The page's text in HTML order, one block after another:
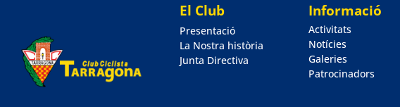
El Club
Presentació
La Nostra història
Junta Directiva
Informació
Activitats
Notícies
Galeries
Patrocinadors